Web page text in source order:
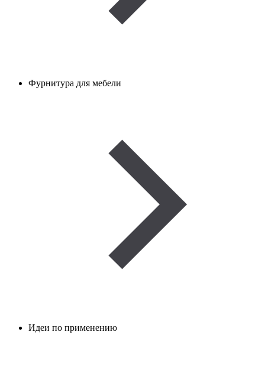
Фурнитура для мебели
Идеи по применению